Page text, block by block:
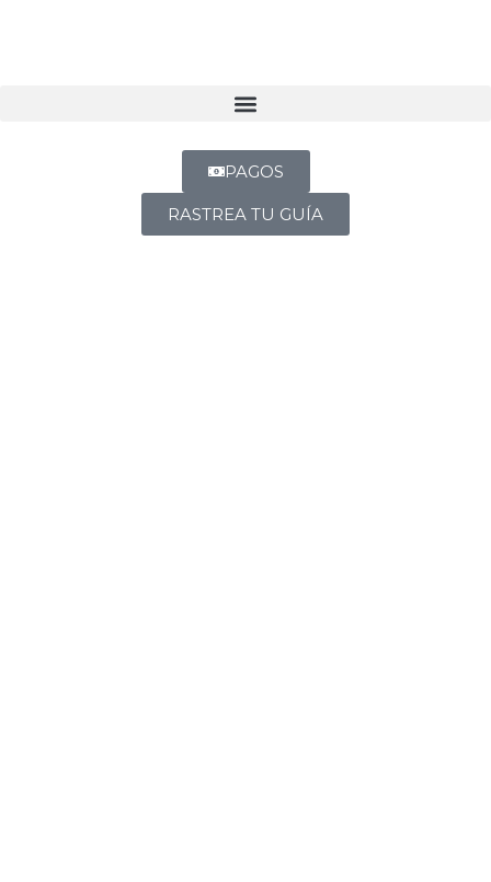
PAGOS
RASTREA TU GUÍA